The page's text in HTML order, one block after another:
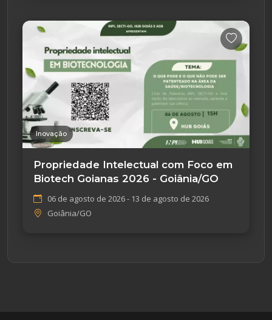
Inovação
Propriedade Intelectual com Foco em
Biotech Goianas 2026 - Goiânia/GO
06 de agosto de 2026 - 13 de agosto de 2026
Goiânia/GO